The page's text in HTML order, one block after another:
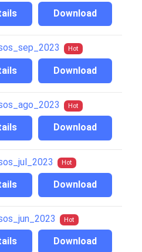
Download
Hot
Download
Hot
Download
Hot
Download
Hot
Download